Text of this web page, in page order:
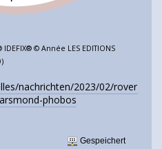
IDEFIX® © Année LES EDITIONS
nachrichten/2023/02/rover-
phobos
Gespeichert